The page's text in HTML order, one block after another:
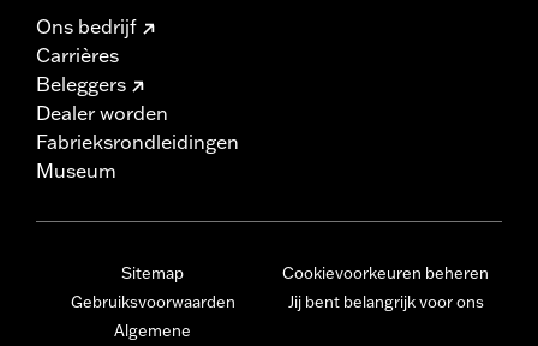
Ons bedrijf
Carrières
Beleggers
Dealer worden
Fabrieksrondleidingen
Museum
Sitemap
Gebruiksvoorwaarden
Algemene
Cookievoorkeuren beheren
Jij bent belangrijk voor ons